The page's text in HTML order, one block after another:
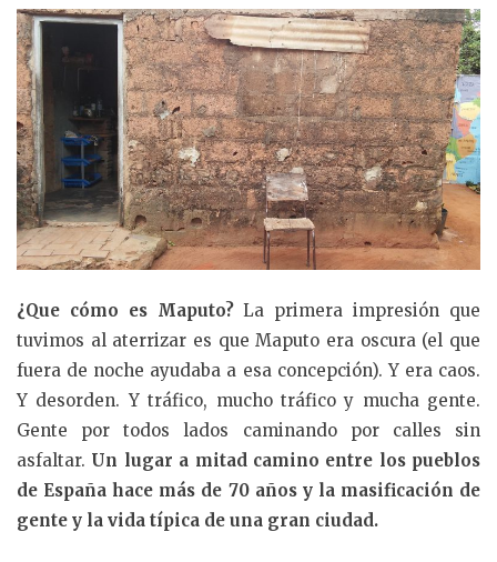
¿Que cómo es Maputo?La primera impresión que
tuvimos al aterrizar es que Maputo era oscura (el que
fuera de noche ayudaba a esa concepción). Y era caos.
Y desorden. Y tráfico, mucho tráfico y mucha gente.
Gente por todos lados caminando por calles sin
asfaltar. Un lugar a mitad camino entre los pueblos
de España hace más de 70 años y la masificación de
gente y la vida típica de una gran ciudad.